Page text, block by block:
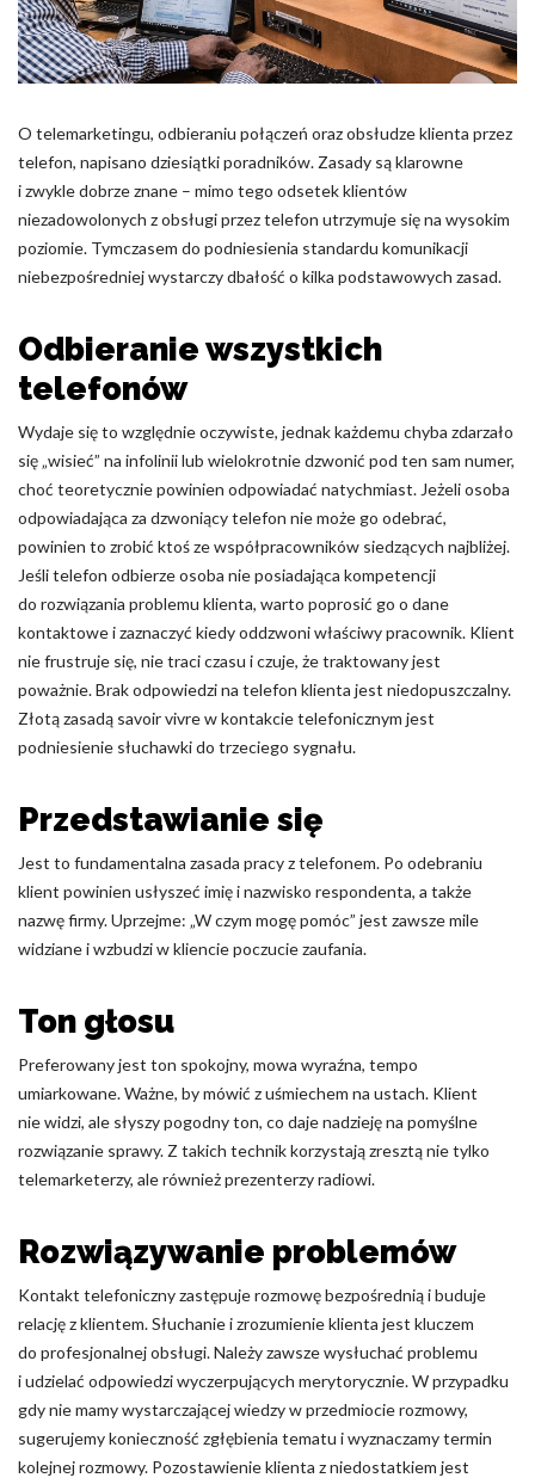
O telemarketingu, odbieraniu połączeń oraz obsłudze klienta przez
telefon, napisano dziesiątki poradników. Zasady są klarowne
i zwykle dobrze znane – mimo tego odsetek klientów
niezadowolonych z obsługi przez telefon utrzymuje się na wysokim
poziomie. Tymczasem do podniesienia standardu komunikacji
niebezpośredniej wystarczy dbałość o kilka podstawowych zasad.
Odbieranie wszystkich
telefonów
Wydaje się to względnie oczywiste, jednak każdemu chyba zdarzało
się „wisieć” na infolinii lub wielokrotnie dzwonić pod ten sam numer,
choć teoretycznie powinien odpowiadać natychmiast. Jeżeli osoba
odpowiadająca za dzwoniący telefon nie może go odebrać,
powinien to zrobić ktoś ze współpracowników siedzących najbliżej.
Jeśli telefon odbierze osoba nie posiadająca kompetencji
do rozwiązania problemu klienta, warto poprosić go o dane
kontaktowe i zaznaczyć kiedy oddzwoni właściwy pracownik. Klient
nie frustruje się, nie traci czasu i czuje, że traktowany jest
poważnie. Brak odpowiedzi na telefon klienta jest niedopuszczalny.
Złotą zasadą savoir vivre w kontakcie telefonicznym jest
podniesienie słuchawki do trzeciego sygnału.
Przedstawianie się
Jest to fundamentalna zasada pracy z telefonem. Po odebraniu
klient powinien usłyszeć imię i nazwisko respondenta, a także
nazwę firmy. Uprzejme: „W czym mogę pomóc” jest zawsze mile
widziane i wzbudzi w kliencie poczucie zaufania.
Ton głosu
Preferowany jest ton spokojny, mowa wyraźna, tempo
umiarkowane. Ważne, by mówić z uśmiechem na ustach. Klient
nie widzi, ale słyszy pogodny ton, co daje nadzieję na pomyślne
rozwiązanie sprawy. Z takich technik korzystają zresztą nie tylko
telemarketerzy, ale również prezenterzy radiowi.
Rozwiązywanie problemów
Kontakt telefoniczny zastępuje rozmowę bezpośrednią i buduje
relację z klientem. Słuchanie i zrozumienie klienta jest kluczem
do profesjonalnej obsługi. Należy zawsze wysłuchać problemu
i udzielać odpowiedzi wyczerpujących merytorycznie. W przypadku
gdy nie mamy wystarczającej wiedzy w przedmiocie rozmowy,
sugerujemy konieczność zgłębienia tematu i wyznaczamy termin
kolejnej rozmowy. Pozostawienie klienta z niedostatkiem jest
zapamiętanie informacji, które zmieniają wygląd lub
funkcjonowanie strony, np. preferowany język lub region, w
którym znajduje się użytkownik.
Statystyka
Statystyczne pliki cookie pomagają właścicielem stron
zachowują się na stronie, gromadząc i zgłaszając anonimowe
informacje.
Marketingowe pliki cookie stosowane są w celu śledzenia
użytkowników na stronach internetowych. Celem jest
poszczególnych użytkowników i tym samym bardziej cenne dla
wydawców i reklamodawców strony trzeciej.
Nieklasyfikowane
Nieklasyfikowane pliki cookie, to pliki, które są w procesie
klasyfikowania, wraz z dostawcami poszczególnych ciasteczek.
Odrzuć
Zapisz moje preferencje